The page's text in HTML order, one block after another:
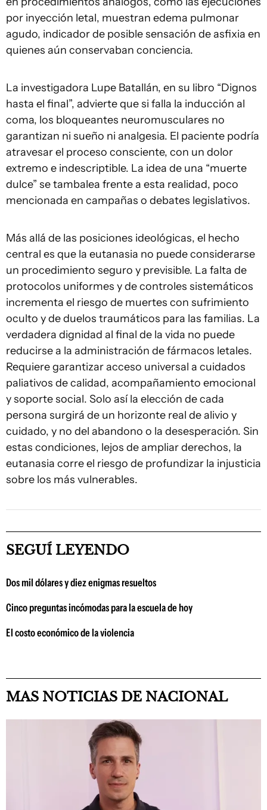
por inyección letal, muestran edema pulmonar
agudo, indicador de posible sensación de asfixia en
quienes aún conservaban conciencia.
La investigadora Lupe Batallán, en su libro “Dignos
hasta el final”, advierte que si falla la inducción al
coma, los bloqueantes neuromusculares no
garantizan ni sueño ni analgesia. El paciente podría
atravesar el proceso consciente, con un dolor
extremo e indescriptible. La idea de una “muerte
dulce” se tambalea frente a esta realidad, poco
mencionada en campañas o debates legislativos.
Más allá de las posiciones ideológicas, el hecho
central es que la eutanasia no puede considerarse
un procedimiento seguro y previsible. La falta de
protocolos uniformes y de controles sistemáticos
incrementa el riesgo de muertes con sufrimiento
oculto y de duelos traumáticos para las familias. La
verdadera dignidad al final de la vida no puede
reducirse a la administración de fármacos letales.
Requiere garantizar acceso universal a cuidados
paliativos de calidad, acompañamiento emocional
y soporte social. Solo así la elección de cada
persona surgirá de un horizonte real de alivio y
cuidado, y no del abandono o la desesperación. Sin
estas condiciones, lejos de ampliar derechos, la
eutanasia corre el riesgo de profundizar la injusticia
sobre los más vulnerables.
SEGUÍ LEYENDO
Dos mil dólares y diez enigmas resueltos
Cinco preguntas incómodas para la escuela de hoy
El costo económico de la violencia
MAS NOTICIAS DE NACIONAL